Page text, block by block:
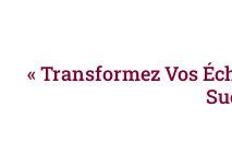
« Transformez Vos